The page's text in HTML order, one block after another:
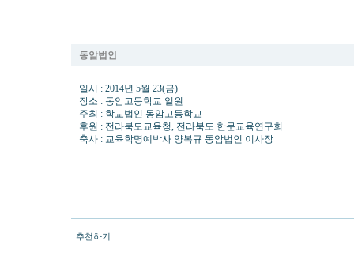
동암법인
일시 : 2014년 5월 23(금)
장소 : 동암고등학교 일원
주최 : 학교법인 동암고등학교
후원 : 전라북도교육청, 전라북도 한문교육연구회
축사 : 교육학명예박사 양복규 동암법인 이사장
추천하기